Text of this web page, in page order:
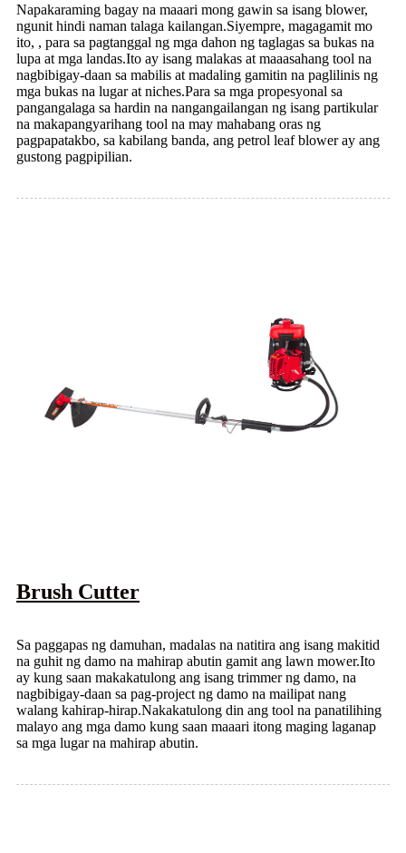
Napakaraming bagay na maaari mong gawin sa isang blower,
ngunit hindi naman talaga kailangan.Siyempre, magagamit mo
ito, , para sa pagtanggal ng mga dahon ng taglagas sa bukas na
lupa at mga landas.Ito ay isang malakas at maaasahang tool na
nagbibigay-daan sa mabilis at madaling gamitin na paglilinis ng
mga bukas na lugar at niches.Para sa mga propesyonal sa
pangangalaga sa hardin na nangangailangan ng isang partikular
na makapangyarihang tool na may mahabang oras ng
pagpapatakbo, sa kabilang banda, ang petrol leaf blower ay ang
gustong pagpipilian.
Brush Cutter
Sa paggapas ng damuhan, madalas na natitira ang isang makitid
na guhit ng damo na mahirap abutin gamit ang lawn mower.Ito
ay kung saan makakatulong ang isang trimmer ng damo, na
nagbibigay-daan sa pag-project ng damo na mailipat nang
walang kahirap-hirap.Nakakatulong din ang tool na panatilihing
malayo ang mga damo kung saan maaari itong maging laganap
sa mga lugar na mahirap abutin.